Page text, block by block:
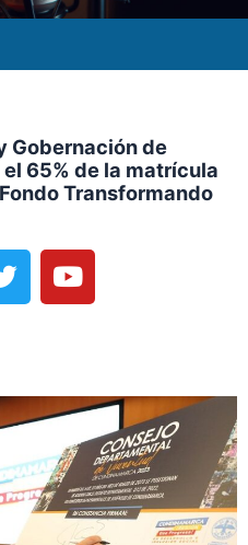
Gobernación de
65% de la matrícula
Transformando
T
w
i
r
Y
o
u
e